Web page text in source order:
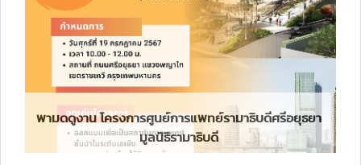
พามดดูงาน โครงการศูนย์การแพทย์รามาธิบดีศรีอยุธยา
มูลนิธิรามาธิบดี